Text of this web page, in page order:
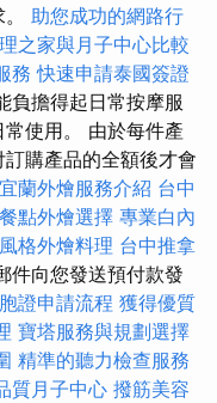
助您成功的網路行
之家與月子中心比較
務 快速申請泰國簽證
負擔得起日常按摩服
使用。 由於每件產
購產品的全額後才會
宜蘭外燴服務介紹 台中
點外燴選擇 專業白內
格外燴料理 台中推拿
件向您發送預付款發
證申請流程 獲得優質
寶塔服務與規劃選擇
精準的聽力檢查服務
質月子中心 撥筋美容